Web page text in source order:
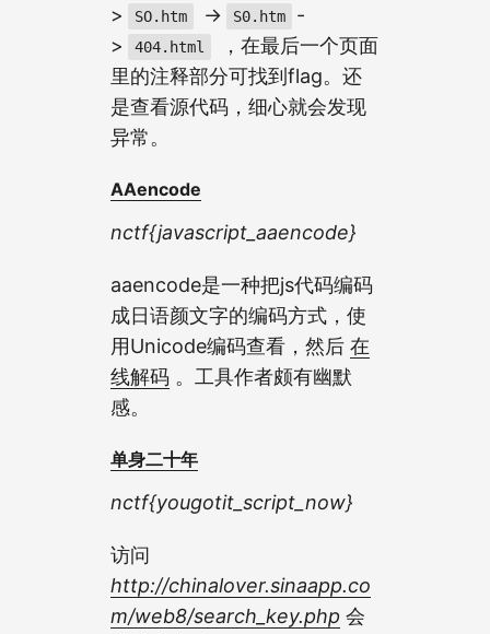
> SO.htm -> S0.htm
-
>
404.html
，在最后一个页面
里的注释部分可找到flag。还
是查看源代码，细心就会发现
异常。
AAencode
nctf{javascript_aaencode}
aaencode是一种把js代码编码
成日语颜文字的编码方式，使
用Unicode编码查看，然后 在
线解码 。工具作者颇有幽默
感。
单身二十年
nctf{yougotit_script_now}
访问
http://chinalover.sinaapp.co
m/web8/search_key.php 会